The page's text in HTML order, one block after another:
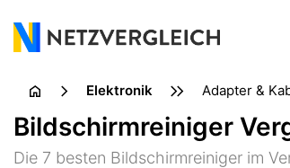
Elektronik Adapter &
Drucker &
Kopfhörer & Headset
Lautsprecher
Bildschirmreiniger
Die 7 besten Bildschirmreiniger im